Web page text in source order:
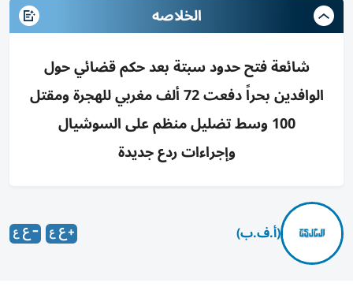
الخلاصه
شائعة فتح حدود سبتة بعد حكم قضائي حول
الوافدين بحراً دفعت 72 ألف مغربي للهجرة ومقتل
100 وسط تضليل منظم على السوشيال
وإجراءات ردع جديدة
(أ.ف.ب)